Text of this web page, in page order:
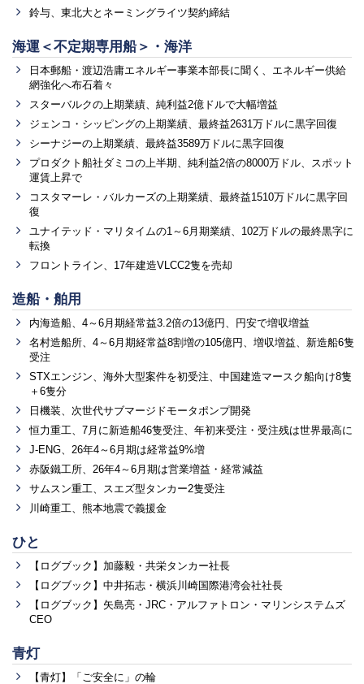
鈴与、東北大とネーミングライツ契約締結
海運＜不定期専用船＞・海洋
日本郵船・渡辺浩庸エネルギー事業本部長に聞く、エネルギー供給
網強化へ布石着々
スターバルクの上期業績、純利益2億ドルで大幅増益
ジェンコ・シッピングの上期業績、最終益2631万ドルに黒字回復
シーナジーの上期業績、最終益3589万ドルに黒字回復
プロダクト船社ダミコの上半期、純利益2倍の8000万ドル、スポット
運賃上昇で
コスタマーレ・バルカーズの上期業績、最終益1510万ドルに黒字回
復
ユナイテッド・マリタイムの1～6月期業績、102万ドルの最終黒字に
転換
フロントライン、17年建造VLCC2隻を売却
造船・舶用
内海造船、4～6月期経常益3.2倍の13億円、円安で増収増益
名村造船所、4～6月期経常益8割増の105億円、増収増益、新造船6隻
受注
STXエンジン、海外大型案件を初受注、中国建造マースク船向け8隻
＋6隻分
日機装、次世代サブマージドモータポンプ開発
恒力重工、7月に新造船46隻受注、年初来受注・受注残は世界最高に
J-ENG、26年4～6月期は経常益9%増
赤阪鐵工所、26年4～6月期は営業増益・経常減益
サムスン重工、スエズ型タンカー2隻受注
川崎重工、熊本地震で義援金
ひと
【ログブック】加藤毅・共栄タンカー社長
【ログブック】中井拓志・横浜川崎国際港湾会社社長
【ログブック】矢島亮・JRC・アルファトロン・マリンシステムズ
CEO
青灯
【青灯】「ご安全に」の輪